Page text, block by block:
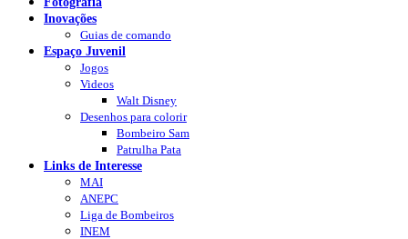
Inovações
Guias de comando
Espaço Juvenil
Jogos
Videos
Walt Disney
Desenhos para colorir
Bombeiro Sam
Patrulha Pata
Links de Interesse
MAI
ANEPC
Liga de Bombeiros
INEM